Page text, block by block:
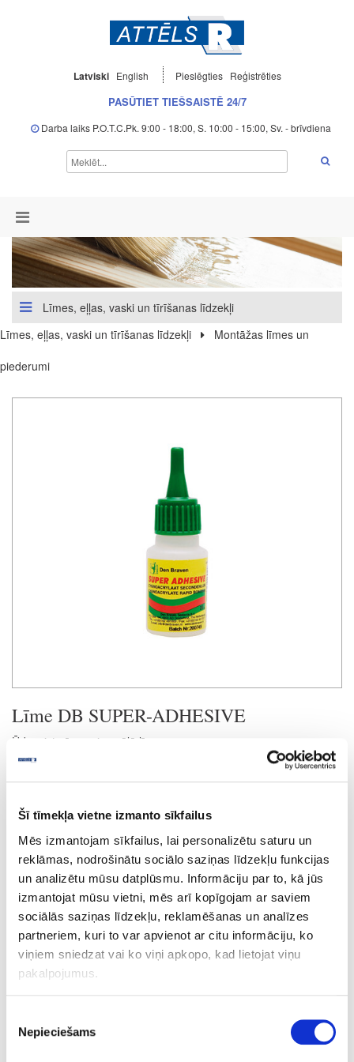
Šī tīmekļa vietne izmanto sīkfailus
Mēs izmantojam sīkfailus, lai personalizētu saturu un
reklāmas, nodrošinātu sociālo saziņas līdzekļu funkcijas
un analizētu mūsu datplūsmu. Informāciju par to, kā jūs
izmantojat mūsu vietni, mēs arī kopīgojam ar saviem
sociālās saziņas līdzekļu, reklamēšanas un analīzes
partneriem, kuri to var apvienot ar citu informāciju, ko
viņiem sniedzat vai ko viņi apkopo, kad lietojat viņu
pakalpojumus.
izvēle
Nepieciešams
Latviski English Pieslēgties Reģistrēties
PASŪTIET TIEŠSAISTĒ 24/7
Darba laiks P.O.T.C.Pk. 9:00 - 18:00, S. 10:00 - 15:00, Sv. - brīvdiena
Līmes, eļļas, vaski un tīrīšanas līdzekļi
Līmes, eļļas, vaski un tīrīšanas līdzekļi
Montāžas līmes un
piederumi
Līme DB SUPER-ADHESIVE
Ūdensizturīga universālā līme.
Den Braven Super Adhesive ir vienkomponenta profesionāla ātri
žūstoša momentlīme uz cianoakrila etila bāzes.
ĪPAŠĪBAS
Neietekmē minerālo pamatņu krāsu (var izmantot akmens
salīmēšanai)
Tūdaļ pēc uzklāšanas veido saķeri ar pamatni (var izmantot
absorbējošu un neabsorbējošu, gludu un porainu virsmu
salīmēšanai)
2-3 sekunžu laikā pēc uzklāšanas polimerizējas absorbētā
mitruma ietekmē
Nesatur šķīdinātājus
PIELIETOJUMS
plastmasu salīmēšanai. Super Glue izmanto keramikas un
porcelāna salīmēšanai, kā arī modelēšanā, juvelieru darbos un
dekorāciju izgatavošanā. Tāpat Super Adhesive lieto gumijas